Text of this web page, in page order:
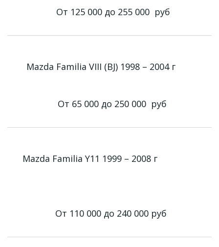
От 125 000 до 255 000 руб
Mazda Familia VIII (BJ) 1998 – 2004 г
От 65 000 до 250 000 руб
Mazda Familia Y11 1999 – 2008 г
От 110 000 до 240 000 руб